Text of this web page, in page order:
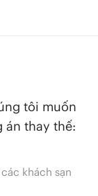
tôi muốn
án thay thế:
khách sạn